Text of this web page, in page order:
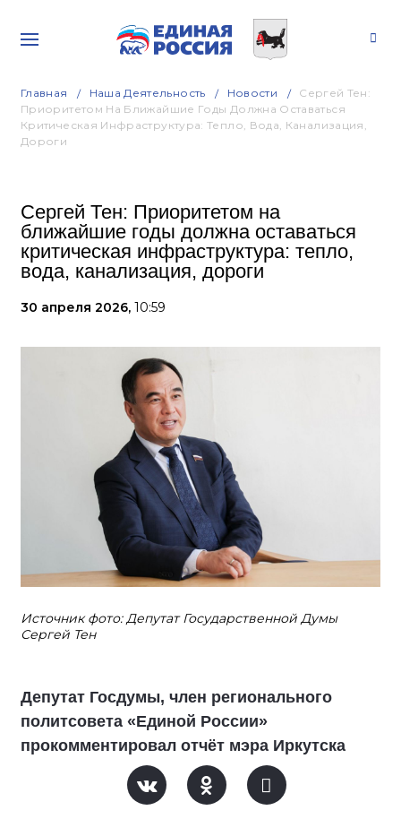
Главная Наша Деятельность Новости
Сергей Тен:
Приоритетом На Ближайшие Годы Должна Оставаться
Критическая Инфраструктура: Тепло, Вода, Канализация,
Дороги
Сергей Тен: Приоритетом на
ближайшие годы должна оставаться
критическая инфраструктура: тепло,
вода, канализация, дороги
30 апреля 2026, 10:59
Источник фото: Депутат Государственной Думы
Сергей Тен
Депутат Госдумы, член регионального
политсовета «Единой России»
прокомментировал отчёт мэра Иркутска